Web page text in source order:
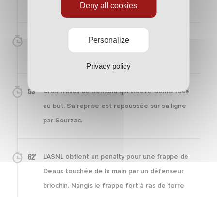
Remars frappe du droit au premier poteau.
53' Gros travail de Benkaïd qui trouve Gomis face
au but. Sa reprise est repoussée sur sa ligne
par Sourzac.
62' L'ASNL obtient un penalty pour une frappe de
Deaux touchée de la main par un défenseur
briochin. Nangis le frappe fort à ras de terre
Deny all cookies
Personalize
Privacy policy